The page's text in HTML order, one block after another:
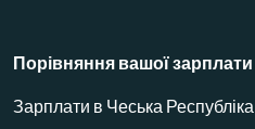
Порівняння вашої зарплати
Зарплати в Чеська Республіка